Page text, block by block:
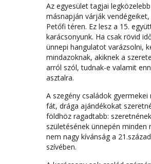
Az egyesület tagjai
másnapján várják
Petőfi téren. Ez lesz a 15.
karácsonyunk. Ha csak rövid
ünnepi hangulatot varázsolni,
mindazoknak, akiknek a
arról szól, tudnak-e valamit
asztalra.
A szegény családok
fát, drága ajándékokat
földhöz ragadtabb:
születésének ünnepén minden
nem nagy kívánság a
szívében.